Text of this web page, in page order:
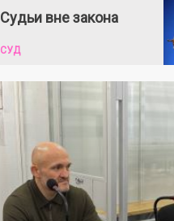
Судьи вне закона
СУД